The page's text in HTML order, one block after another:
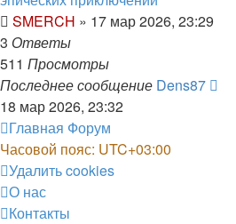
SMERCH » 17 мар 2026, 23:29
3 Ответы
511 Просмотры
Последнее сообщение Dens87
18 мар 2026, 23:32
Главная Форум
Часовой пояс: UTC+03:00
Удалить cookies
О нас
Контакты